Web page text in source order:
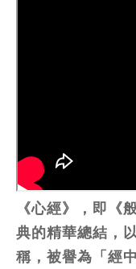
《心經》，即《
典的精華總結，
稱，被譽為「經